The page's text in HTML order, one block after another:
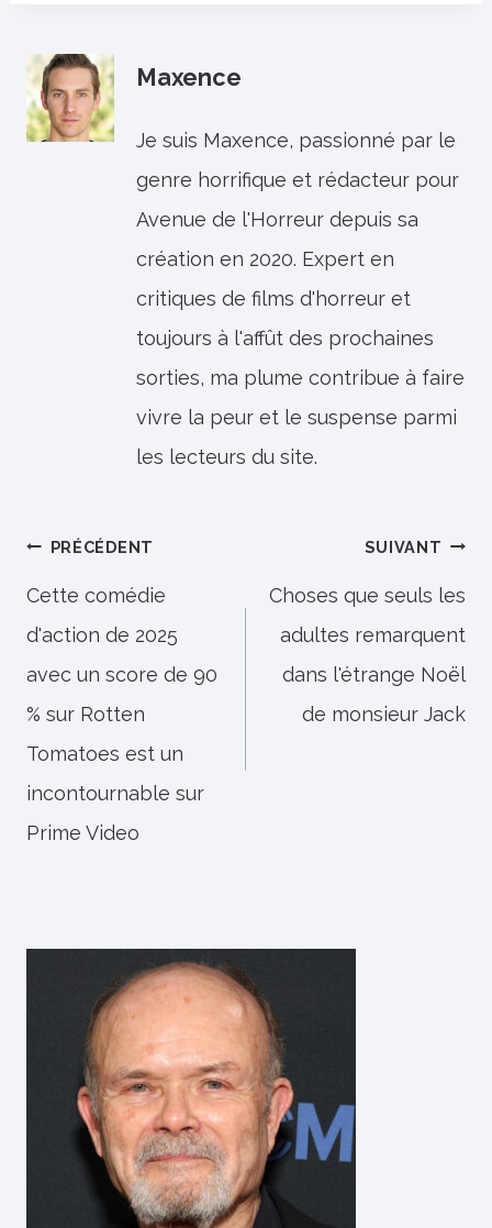
Maxence
Je suis Maxence, passionné par le
genre horrifique et rédacteur pour
Avenue de l'Horreur depuis sa
création en 2020. Expert en
critiques de films d'horreur et
toujours à l'affût des prochaines
sorties, ma plume contribue à faire
vivre la peur et le suspense parmi
les lecteurs du site.
Navigation
de
l’article
PRÉCÉDENT
Cette comédie
d'action de 2025
avec un score de 90
% sur Rotten
Tomatoes est un
incontournable sur
Prime Video
SUIVANT
Choses que seuls les
adultes remarquent
dans l'étrange Noël
de monsieur Jack